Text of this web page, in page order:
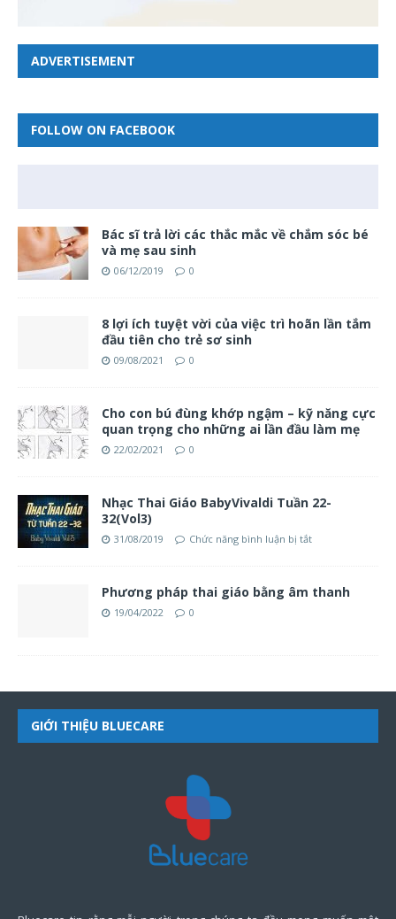
ADVERTISEMENT
FOLLOW ON FACEBOOK
Bác sĩ trả lời các thắc mắc về chắm sóc bé
và mẹ sau sinh
06/12/2019 0
8 lợi ích tuyệt vời của việc trì hoãn lần tắm
đầu tiên cho trẻ sơ sinh
09/08/2021 0
Cho con bú đùng khớp ngậm – kỹ năng cực
quan trọng cho những ai lần đầu làm mẹ
22/02/2021 0
Nhạc Thai Giáo BabyVivaldi Tuần 22-
32(Vol3)
31/08/2019 Chức năng bình luận bị tắt
Phương pháp thai giáo bằng âm thanh
19/04/2022 0
GIỚI THIỆU BLUECARE